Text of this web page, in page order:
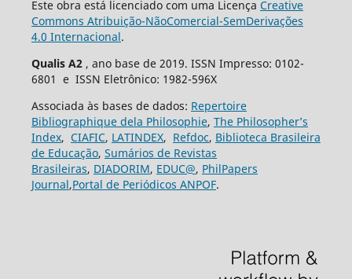
Este obra está licenciado com uma Licença Creative
Commons Atribuição-NãoComercial-SemDerivações
4.0 Internacional.
Qualis A2 , ano base de 2019. ISSN Impresso: 0102-
6801 e ISSN Eletrônico: 1982-596X
Associada às bases de dados: Repertoire
Bibliographique dela Philosophie, The Philosopher’s
Index, CIAFIC, LATINDEX, Refdoc, Biblioteca Brasileira
de Educação, Sumários de Revistas
Brasileiras, DIADORIM, EDUC@, PhilPapers
Journal,Portal de Periódicos ANPOF.